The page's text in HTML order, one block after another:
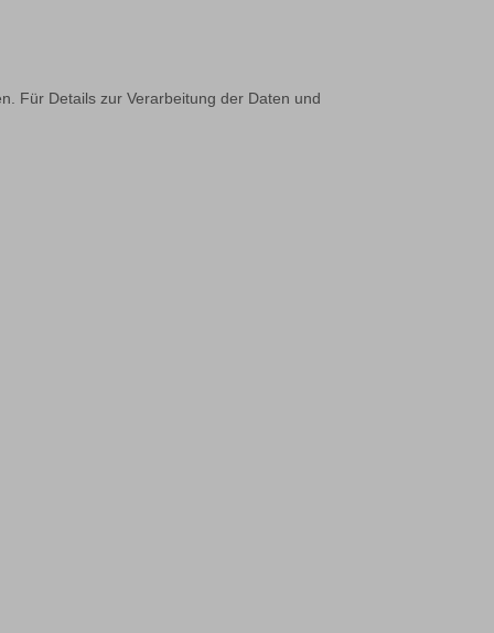
Für Details zur Verarbeitung der Daten und